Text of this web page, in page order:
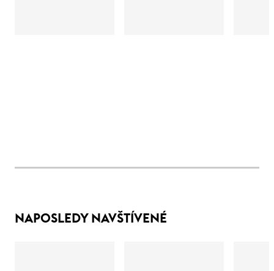
NAPOSLEDY NAVŠTÍVENÉ